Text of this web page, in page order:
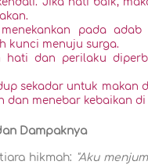
pada adab
kunci menuju surga.
hati dan perilaku
sekadar untuk makan
dan menebar kebaikan
Dampaknya
hikmah:
"Aku